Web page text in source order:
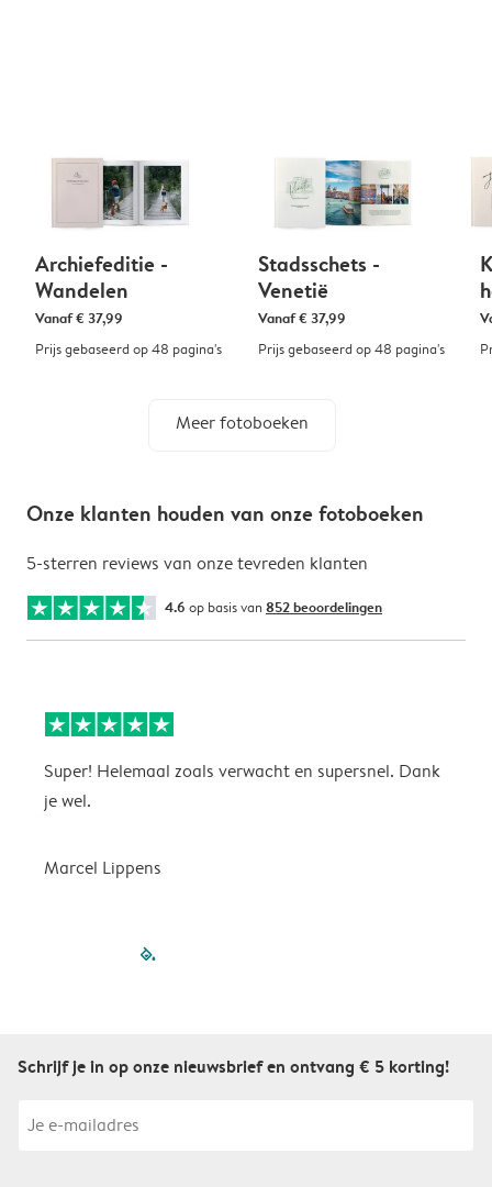
Archiefeditie -
Wandelen
Vanaf€ 37,99
Prijs gebaseerd op 48 pagina's
Stadsschets -
Venetië
Vanaf€ 37,99
Prijs gebaseerd op 48 pagina's
Meer fotoboeken
Onze klanten houden van onze fotoboeken
5-sterren reviews van onze tevreden klanten
4.6 op basis van 852 beoordelingen
Super! Helemaal zoals verwacht en supersnel. Dank
je wel.
Marcel Lippens
filled-pagination
Schrijf je in op onze nieuwsbrief en ontvang € 5 korting!